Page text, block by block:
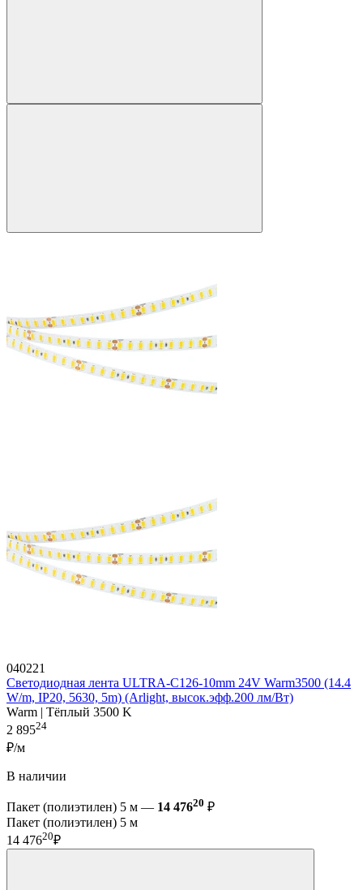
040221
Светодиодная лента ULTRA-C126-10mm 24V Warm3500 (14.4
W/m, IP20, 5630, 5m) (Arlight, высок.эфф.200 лм/Вт)
Warm | Тёплый 3500 K
2 89524
₽/м
В наличии
Пакет (полиэтилен) 5 м — 14 47620 ₽
Пакет (полиэтилен) 5 м
14 47620₽